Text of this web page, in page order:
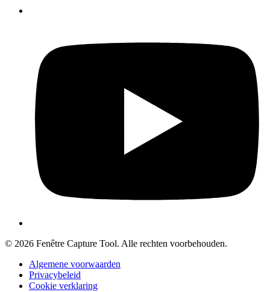
© 2026 Fenêtre Capture Tool. Alle rechten voorbehouden.
Algemene voorwaarden
Privacybeleid
Cookie verklaring